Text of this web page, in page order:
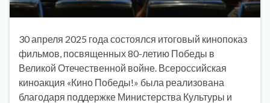
30 апреля 2025 года состоялся итоговый кинопоказ
фильмов, посвященных 80-летию Победы в
Великой Отечественной войне. Всероссийская
киноакция «Кино Победы!» была реализована
благодаря поддержке Министерства Культуры и